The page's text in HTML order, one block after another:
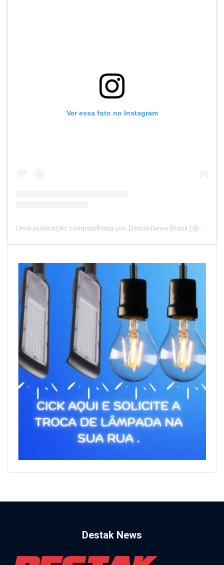
Ver essa foto no Instagram
Uma publicação compartilhada por DestakNews Brasil (@destaknewsbrasiloficial)
Destak News